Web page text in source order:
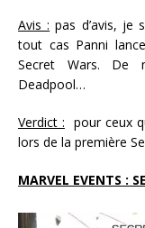
Avis : pas d’avis, je
tout cas Panni
Secret Wars. De
Deadpool…
Verdict : pour ceux
lors de la première
MARVEL EVENTS :